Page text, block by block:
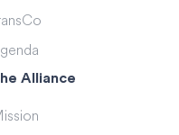
Alliance